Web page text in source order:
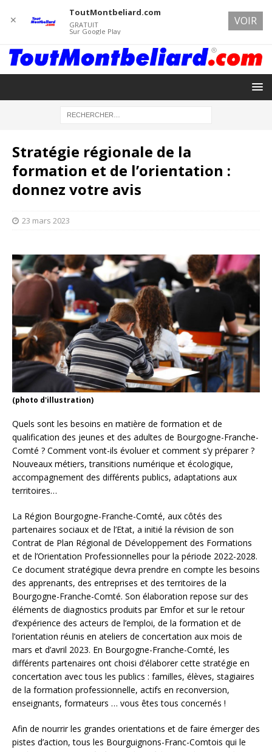
Stratégie régionale de la
formation et de l’orientation :
donnez votre avis
23 mars 2023
(photo d'illustration)
Quels sont les besoins en matière de formation et de
qualification des jeunes et des adultes de Bourgogne-Franche-
Comté ? Comment vont-ils évoluer et comment s’y préparer ?
Nouveaux métiers, transitions numérique et écologique,
accompagnement des différents publics, adaptations aux
territoires…
La Région Bourgogne-Franche-Comté, aux côtés des
partenaires sociaux et de l’Etat, a initié la révision de son
Contrat de Plan Régional de Développement des Formations
et de l’Orientation Professionnelles pour la période 2022-2028.
Ce document stratégique devra prendre en compte les besoins
des apprenants, des entreprises et des territoires de la
Bourgogne-Franche-Comté. Son élaboration repose sur des
éléments de diagnostics produits par Emfor et sur le retour
d’expérience des acteurs de l’emploi, de la formation et de
l’orientation réunis en ateliers de concertation aux mois de
mars et d’avril 2023. En Bourgogne-Franche-Comté, les
différents partenaires ont choisi d’élaborer cette stratégie en
concertation avec tous les publics : familles, élèves, stagiaires
de la formation professionnelle, actifs en reconversion,
enseignants, formateurs … vous êtes tous concernés !
Afin de nourrir les grandes orientations et de faire émerger des
pistes d’action, tous les Bourguignons-Franc-Comtois qui le
✕
ToutMontbeliard.com
GRATUIT
Sur Google Play
VOIR